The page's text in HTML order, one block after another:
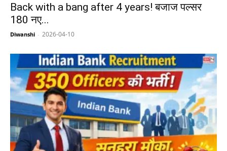
Back with a bang after 4 years! बजाज पल्सर
180 नए...
Diwanshi - 2026-04-10